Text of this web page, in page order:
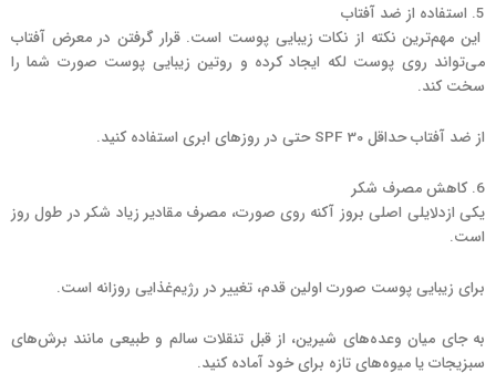
5. استفاده از ضد آفتاب
این مهم‌ترین نکته از نکات زیبایی پوست است. قرار گرفتن در معرض آفتاب
می‌تواند روی پوست لکه ایجاد کرده و روتین زیبایی پوست صورت شما را
سخت کند.
از ضد آفتاب حداقل SPF 30 حتی در روزهای ابری استفاده کنید.
6. کاهش مصرف شکر
یکی ازدلایلی اصلی بروز آکنه روی صورت، مصرف مقادیر زیاد شکر در طول روز
است.
برای زیبایی پوست صورت اولین قدم، تغییر در رژیم‌غذایی روزانه است.
به جای میان وعده‌های شیرین، از قبل تنقلات سالم و طبیعی مانند برش‌های
سبزیجات یا میوه‌های تازه برای خود آماده کنید.